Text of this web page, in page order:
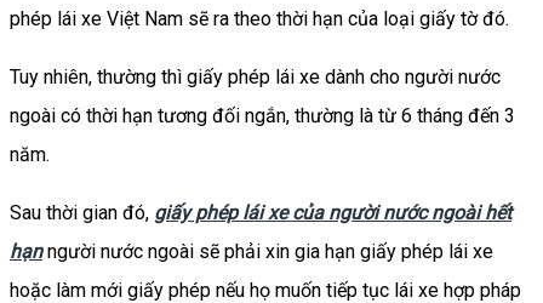
phép lái xe Việt Nam sẽ ra theo thời hạn của loại giấy tờ đó.
Tuy nhiên, thường thì giấy phép lái xe dành cho người nước
ngoài có thời hạn tương đối ngắn, thường là từ 6 tháng đến 3
năm.
Sau thời gian đó, giấy phép lái xe của người nước ngoài hết
hạnngười nước ngoài sẽ phải xin gia hạn giấy phép lái xe
hoặc làm mới giấy phép nếu họ muốn tiếp tục lái xe hợp pháp